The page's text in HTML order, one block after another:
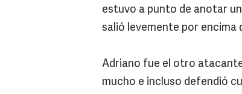
estuvo a punto de anotar
salió levemente por encima
Adriano fue el otro
mucho e incluso defendió